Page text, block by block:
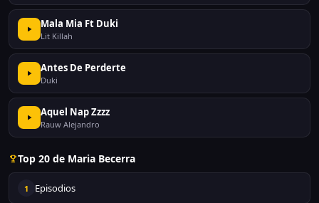
Mala Mia Ft Duki
Lit Killah
Antes De Perderte
Duki
Aquel Nap Zzzz
Rauw Alejandro
Top 20 de Maria Becerra
1 Episodios